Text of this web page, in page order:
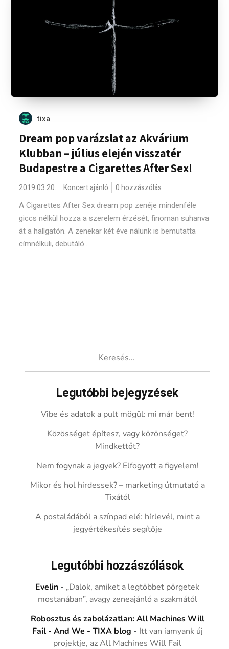
tixa
Dream pop varázslat az Akvárium
Klubban – július elején visszatér
Budapestre a Cigarettes After Sex!
2019.03.20. Koncert ajánló 0 hozzászólás
A Cigarettes After Sex dream pop zenéje mindenféle
giccs nélkül hozza a szerelem érzését, finoman suhanva
át a hallgatón. A zenekar két éve nálunk is bemutatta
címnélküli, debütáló...
Legutóbbi bejegyzések
Vibe és adatok a pult mögül: mi már bent!
Közösséget építesz, vagy közönséget?
Mindkettőt?
Nem fogynak a jegyek? Elfogyott a figyelem!
Mikor és hol hirdessek? – marketing útmutató a
Tixától
A postaládából a színpad elé: hírlevél, mint a
jegyértékesítés segítője
Legutóbbi hozzászólások
Evelin - „Dalok, amiket a legtöbbet pörgetek
mostanában”, avagy zeneajánló a szakmától
Robosztus és zabolázatlan: All Machines Will
Fail - And We - TIXA blog - Itt van iamyank új
projektje, az All Machines Will Fail